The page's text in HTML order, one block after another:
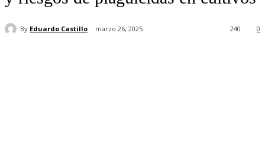
By Eduardo Castillo marzo 26, 2025 0
240